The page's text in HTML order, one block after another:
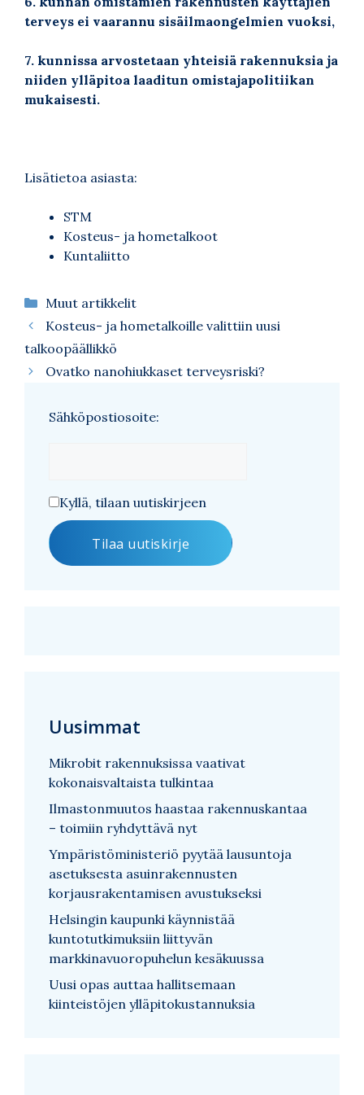
terveys ei vaarannu sisäilmaongelmien vuoksi,
7. kunnissa arvostetaan yhteisiä rakennuksia ja
niiden ylläpitoa laaditun omistajapolitiikan
mukaisesti.
Lisätietoa asiasta:
STM
Kosteus- ja hometalkoot
Kuntaliitto
Kategoriat
Muut artikkelit
Kosteus- ja hometalkoille valittiin uusi
talkoopäällikkö
Ovatko nanohiukkaset terveysriski?
Sähköpostiosoite:
Kyllä, tilaan uutiskirjeen
Uusimmat
Mikrobit rakennuksissa vaativat
kokonaisvaltaista tulkintaa
Ilmastonmuutos haastaa rakennuskantaa
– toimiin ryhdyttävä nyt
Ympäristöministeriö pyytää lausuntoja
asetuksesta asuinrakennusten
korjausrakentamisen avustukseksi
Helsingin kaupunki käynnistää
kuntotutkimuksiin liittyvän
markkinavuoropuhelun kesäkuussa
Uusi opas auttaa hallitsemaan
kiinteistöjen ylläpitokustannuksia